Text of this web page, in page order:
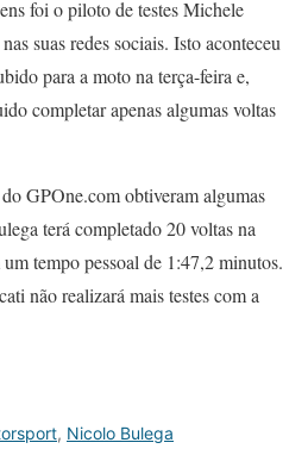
foi o piloto de testes Michele
suas redes sociais. Isto aconteceu
para a moto na terça-feira e,
completar apenas algumas voltas
GPOne.com obtiveram algumas
terá completado 20 voltas na
tempo pessoal de 1:47,2 minutos.
não realizará mais testes com a
, Nicolo Bulega